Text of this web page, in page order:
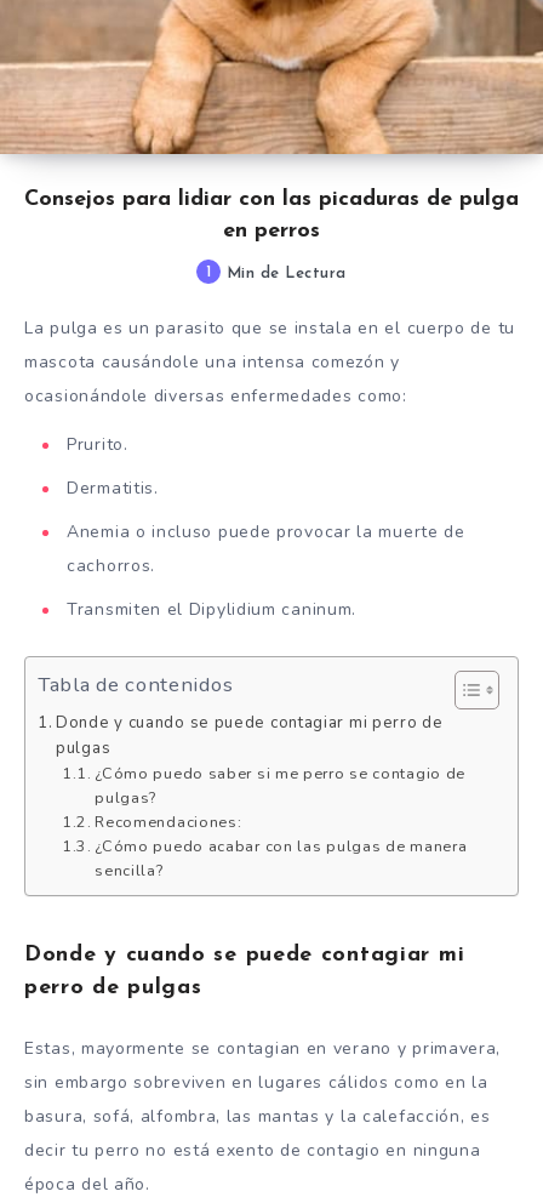
Consejos para lidiar con las picaduras de pulga
en perros
Min de Lectura
La pulga es un parasito que se instala en el cuerpo de tu
mascota causándole una intensa comezón y
ocasionándole diversas enfermedades como:
Prurito.
Dermatitis.
Anemia o incluso puede provocar la muerte de
cachorros.
Transmiten el Dipylidium caninum.
Tabla de contenidos
Donde y cuando se puede contagiar mi perro de
pulgas
¿Cómo puedo saber si me perro se contagio de
pulgas?
Recomendaciones:
¿Cómo puedo acabar con las pulgas de manera
sencilla?
Donde y cuando se puede contagiar mi
perro de pulgas
Estas, mayormente se contagian en verano y primavera,
sin embargo sobreviven en lugares cálidos como en la
basura, sofá, alfombra, las mantas y la calefacción, es
decir tu perro no está exento de contagio en ninguna
época del año.